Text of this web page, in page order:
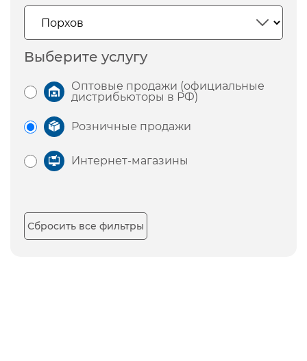
Выберите услугу
Оптовые продажи (официальные
дистрибьюторы в РФ)
Розничные продажи
Интернет-магазины
Сбросить все фильтры